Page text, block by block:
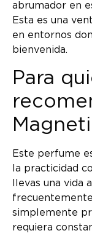
abrumador en
Esta es una
en entornos
bienvenida.
Para
Este perfume
la practicidad
llevas una vida
simplemente
requiera